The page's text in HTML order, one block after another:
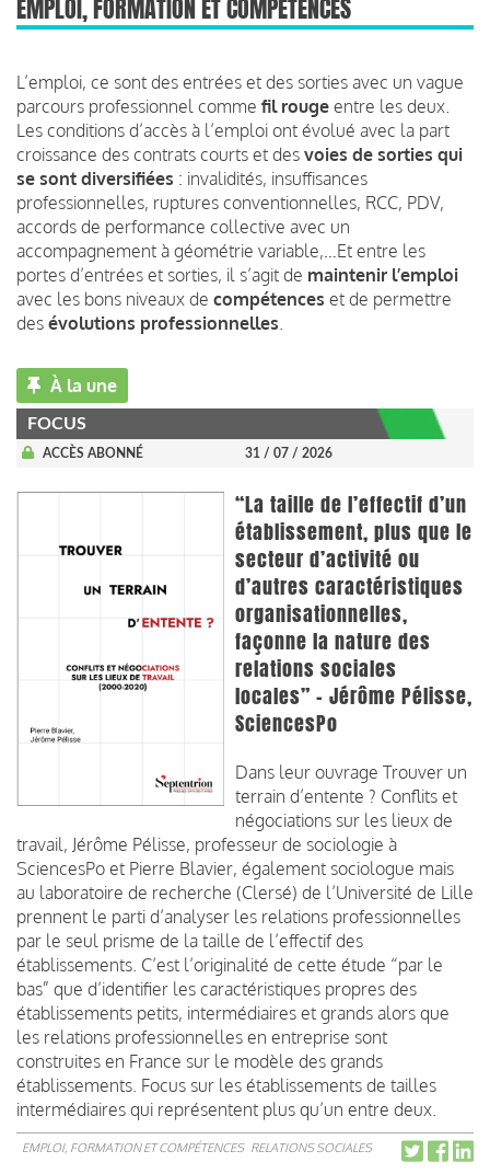
EMPLOI, FORMATION ET COMPÉTENCES
L’emploi, ce sont des entrées et des sorties avec un vague
parcours professionnel comme fil rouge entre les deux.
Les conditions d’accès à l’emploi ont évolué avec la part
croissance des contrats courts et des voies de sorties qui
se sont diversifiées : invalidités, insuffisances
professionnelles, ruptures conventionnelles, RCC, PDV,
accords de performance collective avec un
accompagnement à géométrie variable,…Et entre les
portes d’entrées et sorties, il s’agit de maintenir l’emploi
avec les bons niveaux de compétences et de permettre
des évolutions professionnelles
À la une
FOCUS
ACCÈS ABONNÉ 31 / 07 / 2026
“La taille de l’effectif d’un
établissement, plus que le
secteur d’activité ou
d’autres caractéristiques
organisationnelles,
façonne la nature des
relations sociales
locales” - Jérôme Pélisse,
SciencesPo
Dans leur ouvrage Trouver un
terrain d’entente ? Conflits et
négociations sur les lieux de
travail, Jérôme Pélisse, professeur de sociologie à
SciencesPo et Pierre Blavier, également sociologue mais
au laboratoire de recherche (Clersé) de l’Université de Lille
prennent le parti d’analyser les relations professionnelles
par le seul prisme de la taille de l’effectif des
établissements. C’est l’originalité de cette étude “par le
bas” que d’identifier les caractéristiques propres des
établissements petits, intermédiaires et grands alors que
les relations professionnelles en entreprise sont
construites en France sur le modèle des grands
établissements. Focus sur les établissements de tailles
intermédiaires qui représentent plus qu’un entre deux.
EMPLOI, FORMATION ET COMPÉTENCES RELATIONS SOCIALES